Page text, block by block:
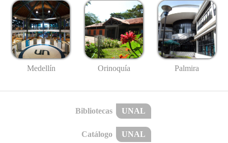
Medellín Orinoquía Palmira
Bibliotecas UNAL
Catálogo UNAL